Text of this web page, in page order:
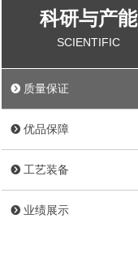
科研与产能
SCIENTIFIC
뀹 质量保证
뀹 优品保障
뀹 工艺装备
뀹 业绩展示